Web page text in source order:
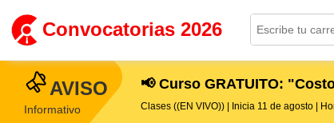
Convocatorias 2026
AVISO
Informativo
📢 Curso GRATUITO:
Clases ((EN VIVO)) | Inicia 11 de agosto |